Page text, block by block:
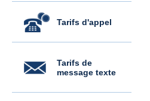
Tarifs d'appel
Tarifs de
message texte